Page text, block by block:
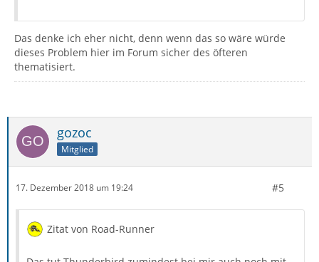
Das denke ich eher nicht, denn wenn das so wäre würde
dieses Problem hier im Forum sicher des öfteren
thematisiert.
gozoc
Mitglied
17. Dezember 2018 um 19:24 #5
Zitat von Road-Runner